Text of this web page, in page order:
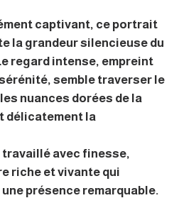
captivant, ce portrait
la grandeur silencieuse du
regard intense, empreint
semble traverser le
nuances dorées de la
délicatement la
avec finesse,
riche et vivante qui
présence remarquable.